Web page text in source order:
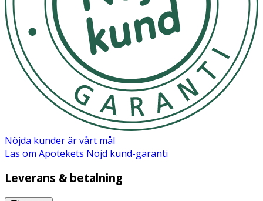
Nöjda kunder är vårt mål
Läs om Apotekets Nöjd kund-garanti
Leverans & betalning